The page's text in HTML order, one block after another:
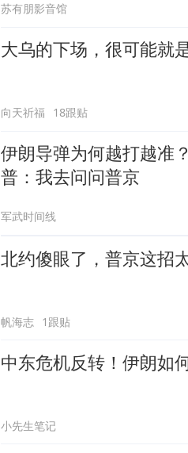
苏有朋影音馆
大乌的下场，很可能就
向天祈福 18跟贴
伊朗导弹为何越打越准
普：我去问问普京
军武时间线
北约傻眼了，普京这招
帆海志 1跟贴
中东危机反转！伊朗如
小先生笔记